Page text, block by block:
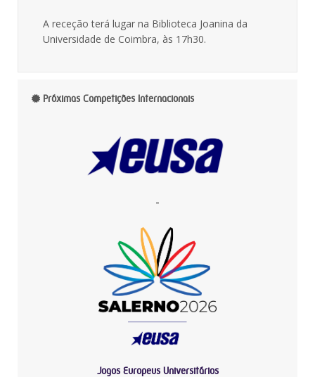
A receção terá lugar na Biblioteca Joanina da
Universidade de Coimbra, às 17h30.
Próximas Competições Internacionais
-
Jogos Europeus Universitários